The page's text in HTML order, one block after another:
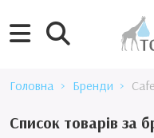
Головна Бренди
Список товарів за